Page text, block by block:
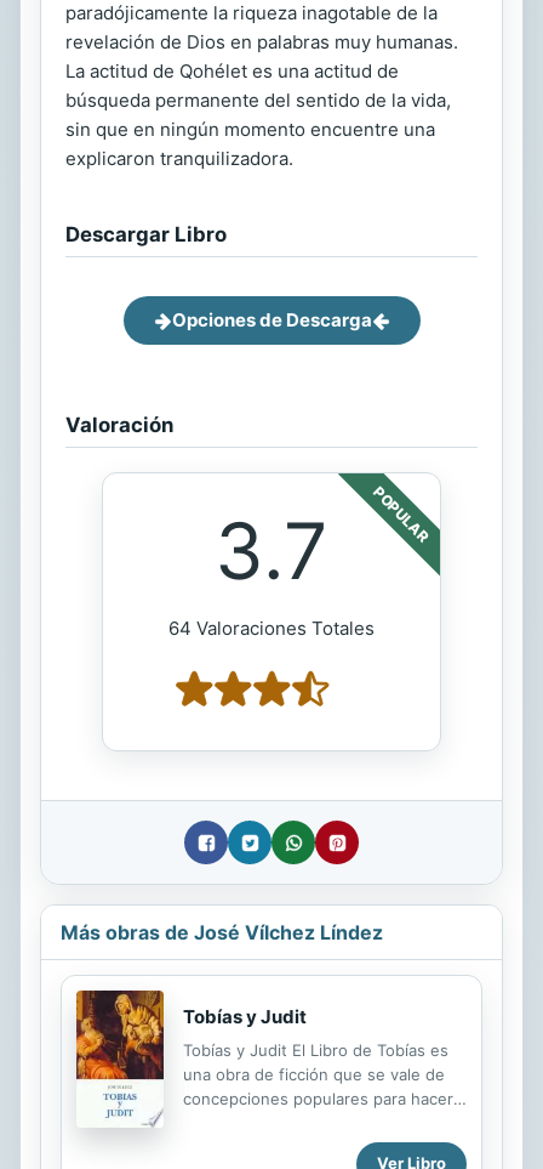
paradójicamente la riqueza inagotable de la
revelación de Dios en palabras muy humanas.
La actitud de Qohélet es una actitud de
búsqueda permanente del sentido de la vida,
sin que en ningún momento encuentre una
explicaron tranquilizadora.
Descargar Libro
Opciones de Descarga
Valoración
POPULAR
3.7
64 Valoraciones Totales
Más obras de José Vílchez Líndez
Tobías y Judit
Tobías y Judit El Libro de Tobías es
una obra de ficción que se vale de
concepciones populares para hacer
los justos. El libro de Judit también
Ver Libro